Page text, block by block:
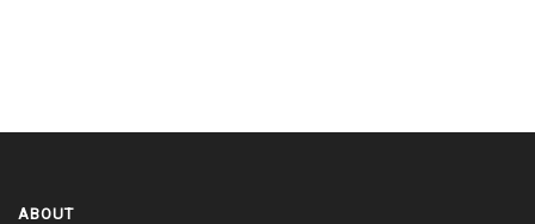
ABOUT